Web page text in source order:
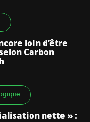
loin d’être
Carbon
nette » :